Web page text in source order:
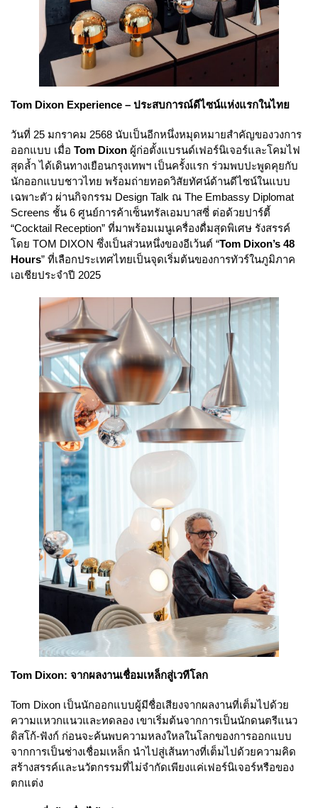
Tom Dixon Experience – ประสบการณ์ดีไซน์แห่งแรกในไทย
วันที่ 25 มกราคม 2568 นับเป็นอีกหนึ่งหมุดหมายสำคัญของวงการ
ออกแบบ เมื่อ Tom Dixon ผู้ก่อตั้งแบรนด์เฟอร์นิเจอร์และโคมไฟ
สุดล้ำ ได้เดินทางเยือนกรุงเทพฯ เป็นครั้งแรก ร่วมพบปะพูดคุยกับ
นักออกแบบชาวไทย พร้อมถ่ายทอดวิสัยทัศน์ด้านดีไซน์ในแบบ
เฉพาะตัว ผ่านกิจกรรม Design Talk ณ The Embassy Diplomat
Screens ชั้น 6 ศูนย์การค้าเซ็นทรัลเอมบาสซี่ ต่อด้วยปาร์ตี้
“Cocktail Reception” ที่มาพร้อมเมนูเครื่องดื่มสุดพิเศษ รังสรรค์
โดย TOM DIXON ซึ่งเป็นส่วนหนึ่งของอีเว้นต์ “Tom Dixon’s 48
Hours” ที่เลือกประเทศไทยเป็นจุดเริ่มต้นของการทัวร์ในภูมิภาค
เอเชียประจำปี 2025
Tom Dixon: จากผลงานเชื่อมเหล็กสู่เวทีโลก
Tom Dixon เป็นนักออกแบบผู้มีชื่อเสียงจากผลงานที่เต็มไปด้วย
ความแหวกแนวและทดลอง เขาเริ่มต้นจากการเป็นนักดนตรีแนว
ดิสโก้-ฟังก์ ก่อนจะค้นพบความหลงใหลในโลกของการออกแบบ
จากการเป็นช่างเชื่อมเหล็ก นำไปสู่เส้นทางที่เต็มไปด้วยความคิด
สร้างสรรค์และนวัตกรรมที่ไม่จำกัดเพียงแค่เฟอร์นิเจอร์หรือของ
ตกแต่ง